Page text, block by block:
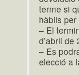
terme si
hàbils
– El
d’abril de
– Es
elecció a